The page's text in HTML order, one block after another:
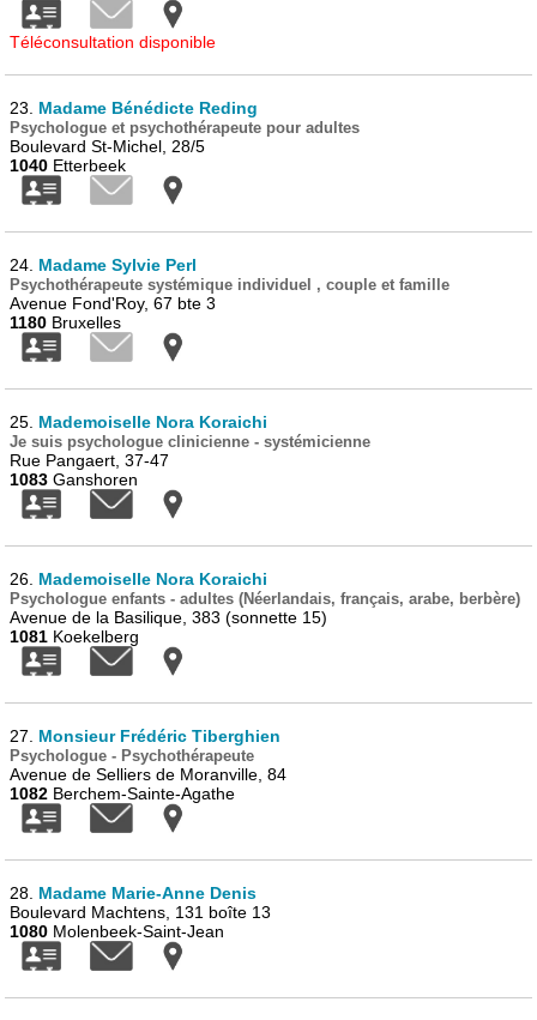
Téléconsultation disponible
23. Madame Bénédicte Reding
Psychologue et psychothérapeute pour adultes
Boulevard St-Michel, 28/5
1040 Etterbeek
24. Madame Sylvie Perl
Psychothérapeute systémique individuel , couple et famille
Avenue Fond'Roy, 67 bte 3
1180 Bruxelles
25. Mademoiselle Nora Koraichi
Je suis psychologue clinicienne - systémicienne
Rue Pangaert, 37-47
1083 Ganshoren
26. Mademoiselle Nora Koraichi
Psychologue enfants - adultes (Néerlandais, français, arabe, berbère)
Avenue de la Basilique, 383 (sonnette 15)
1081 Koekelberg
27. Monsieur Frédéric Tiberghien
Psychologue - Psychothérapeute
Avenue de Selliers de Moranville, 84
1082 Berchem-Sainte-Agathe
28. Madame Marie-Anne Denis
Boulevard Machtens, 131 boîte 13
1080 Molenbeek-Saint-Jean